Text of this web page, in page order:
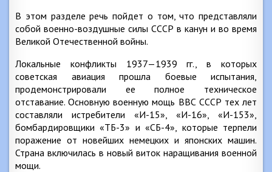
В этом разделе речь пойдет о том, что представляли
собой военно-воздушные силы СССР в канун и во время
Великой Отечественной войны.
Локальные конфликты 1937—1939 гг., в которых
советская авиация прошла боевые испытания,
продемонстрировали ее полное техническое
отставание. Основную военную мощь ВВС СССР тех лет
составляли истребители «И-15», «И-16», «И-153»,
бомбардировщики «ТБ-3» и «СБ-4», которые терпели
поражение от новейших немецких и японских машин.
Страна включилась в новый виток наращивания военной
мощи.